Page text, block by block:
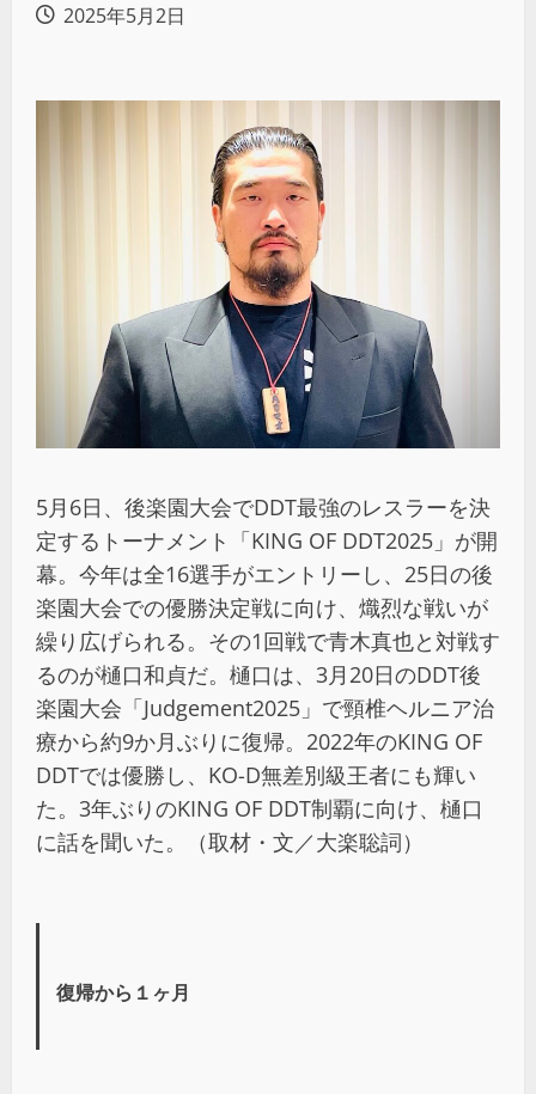
2025年5月2日
5月6日、後楽園大会でDDT最強のレスラーを決
定するトーナメント「KING OF DDT2025」が開
幕。今年は全16選手がエントリーし、25日の後
楽園大会での優勝決定戦に向け、熾烈な戦いが
繰り広げられる。その1回戦で青木真也と対戦す
るのが樋口和貞だ。樋口は、3月20日のDDT後
楽園大会「Judgement2025」で頸椎ヘルニア治
療から約9か月ぶりに復帰。2022年のKING OF
DDTでは優勝し、KO-D無差別級王者にも輝い
た。3年ぶりのKING OF DDT制覇に向け、樋口
に話を聞いた。（取材・文／大楽聡詞）
復帰から１ヶ月